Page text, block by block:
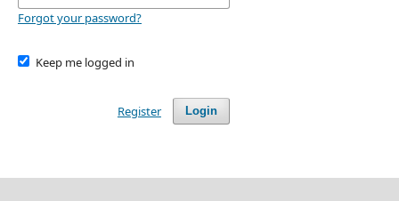
Forgot your password?
Keep me logged in
Login
Register